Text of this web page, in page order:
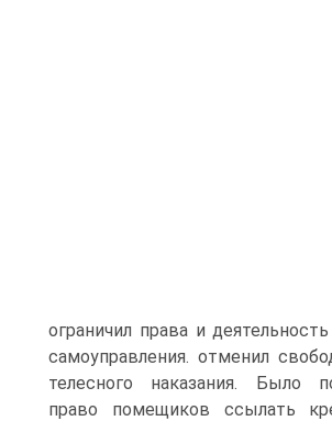
ограничил права и
самоуправления. отменил
телесного наказания. Было
право помещиков ссылать